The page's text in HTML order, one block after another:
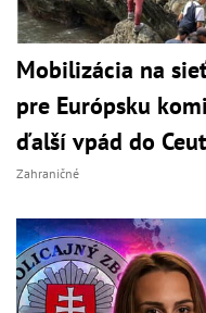
Mobilizácia na
pre Európsku
ďalší vpád do
Zahraničné